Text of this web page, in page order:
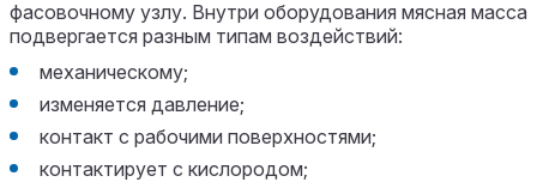
фасовочному узлу. Внутри оборудования мясная масса
подвергается разным типам воздействий:
механическому;
изменяется давление;
контакт с рабочими поверхностями;
контактирует с кислородом;